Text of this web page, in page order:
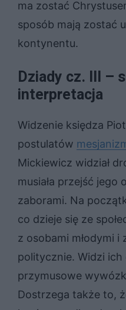
ma zostać
sposób mają zostać
kontynentu.
Dziady cz. III –
interpretacja
Widzenie księdza
postulatów
Mickiewicz widział
musiała przejść jego
zaborami. Na
co dzieje się ze
z osobami młodymi i
politycznie. Widzi
przymusowe
Dostrzega także to,